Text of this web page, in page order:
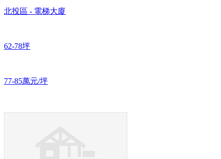
北投區 - 電梯大廈
62-78坪
77-85萬元/坪